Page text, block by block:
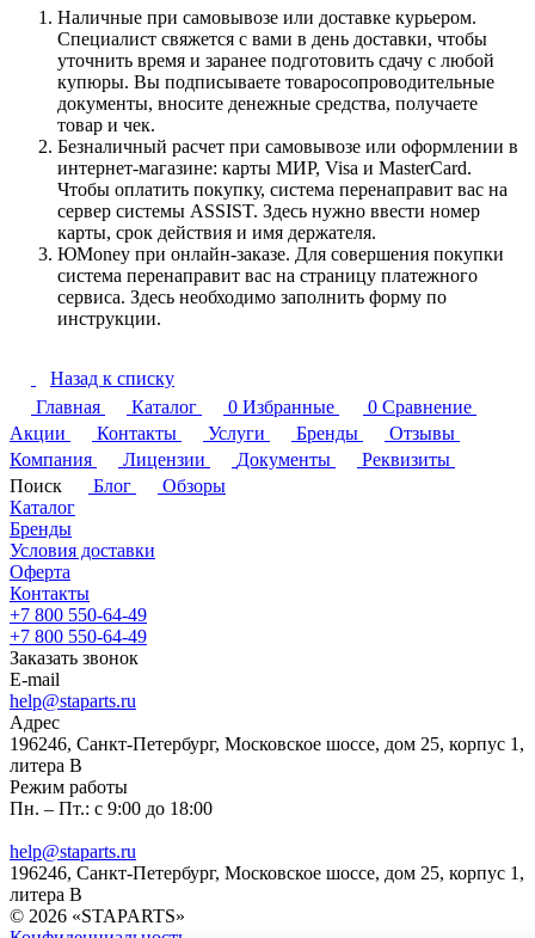
Наличные при самовывозе или доставке курьером.
Специалист свяжется с вами в день доставки, чтобы
уточнить время и заранее подготовить сдачу с любой
купюры. Вы подписываете товаросопроводительные
документы, вносите денежные средства, получаете
товар и чек.
Безналичный расчет при самовывозе или оформлении в
интернет-магазине: карты МИР, Visa и MasterCard.
Чтобы оплатить покупку, система перенаправит вас на
сервер системы ASSIST. Здесь нужно ввести номер
карты, срок действия и имя держателя.
ЮMoney при онлайн-заказе. Для совершения покупки
система перенаправит вас на страницу платежного
сервиса. Здесь необходимо заполнить форму по
инструкции.
Назад к списку
Главная
Каталог 0 Избранные 0 Сравнение
Акции
Контакты Услуги Бренды
Отзывы
Компания
Лицензии Документы
Реквизиты
Поиск
Блог
Обзоры
Каталог
Бренды
Условия доставки
Оферта
Контакты
+7 800 550-64-49
+7 800 550-64-49
Заказать звонок
E-mail
help@staparts.ru
Адрес
196246, Санкт-Петербург, Московское шоссе, дом 25, корпус 1,
литера В
Режим работы
Пн. – Пт.: с 9:00 до 18:00
help@staparts.ru
196246, Санкт-Петербург, Московское шоссе, дом 25, корпус 1,
литера В
© 2026 «STAPARTS»